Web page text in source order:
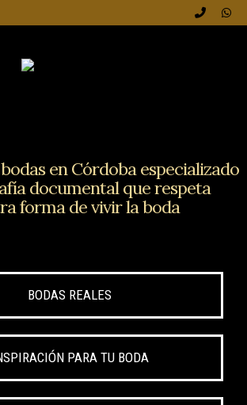
en Córdoba especializado
documental que respeta
forma de vivir la boda
BODAS REALES
PARA TU BODA